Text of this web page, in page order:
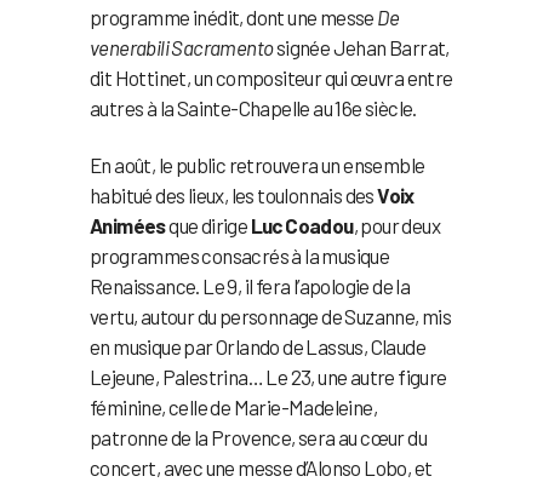
programme inédit, dont une messe De
venerabili Sacramentosignée Jehan Barrat,
dit Hottinet, un compositeur qui œuvra entre
autres à la Sainte-Chapelle au 16e siècle.
En août, le public retrouvera un ensemble
habitué des lieux, les toulonnais desVoix
Animéesque dirige Luc Coadou, pour deux
programmes consacrés à la musique
Renaissance. Le 9, il fera l’apologie de la
vertu, autour du personnage de Suzanne, mis
en musique par Orlando de Lassus, Claude
Lejeune, Palestrina… Le 23, une autre figure
féminine, celle de Marie-Madeleine,
patronne de la Provence, sera au cœur du
concert, avec une messe d’Alonso Lobo, et